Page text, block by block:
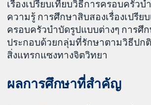
เรื่องเปรียบเทียบวิธีการครอบครัว
ความรู้ การศึกษาสิบสองเรื่องเปรีย
ครอบครัวบำบัดรูปแบบต่างๆ การศึก
ประกอบด้วยกลุ่มที่รักษาตามวิธีปก
สิ่งแทรกแซงทางจิตวิทยา
ผลการศึกษาที่สำคัญ